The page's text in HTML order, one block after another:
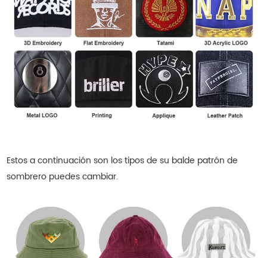
Estos a continuación son los tipos de su balde patrón de
sombrero puedes cambiar.